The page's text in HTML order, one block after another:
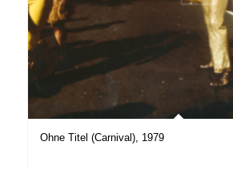
Ohne Titel (Carnival), 1979